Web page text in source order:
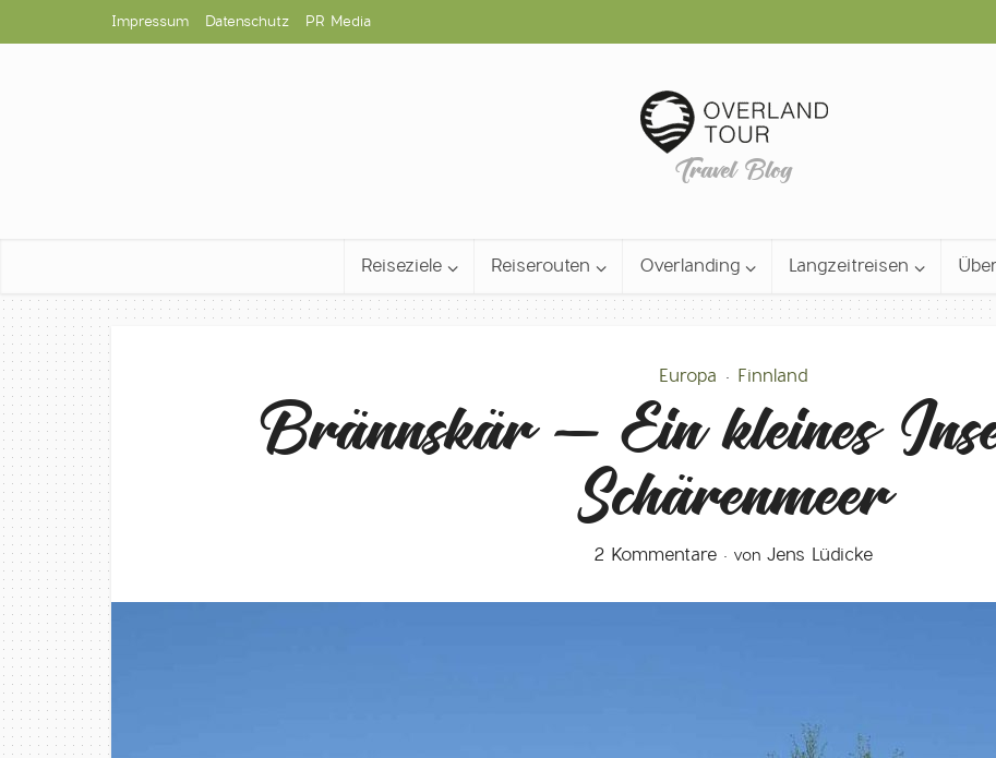
Impressum Datenschutz PR Media
Travel Blog
Reiseziele Reiserouten Overlanding Langzeitreisen
Europa • Finnland
Brännskär – Ein kleines
Schärenmeer
2 Kommentare von Jens Lüdicke